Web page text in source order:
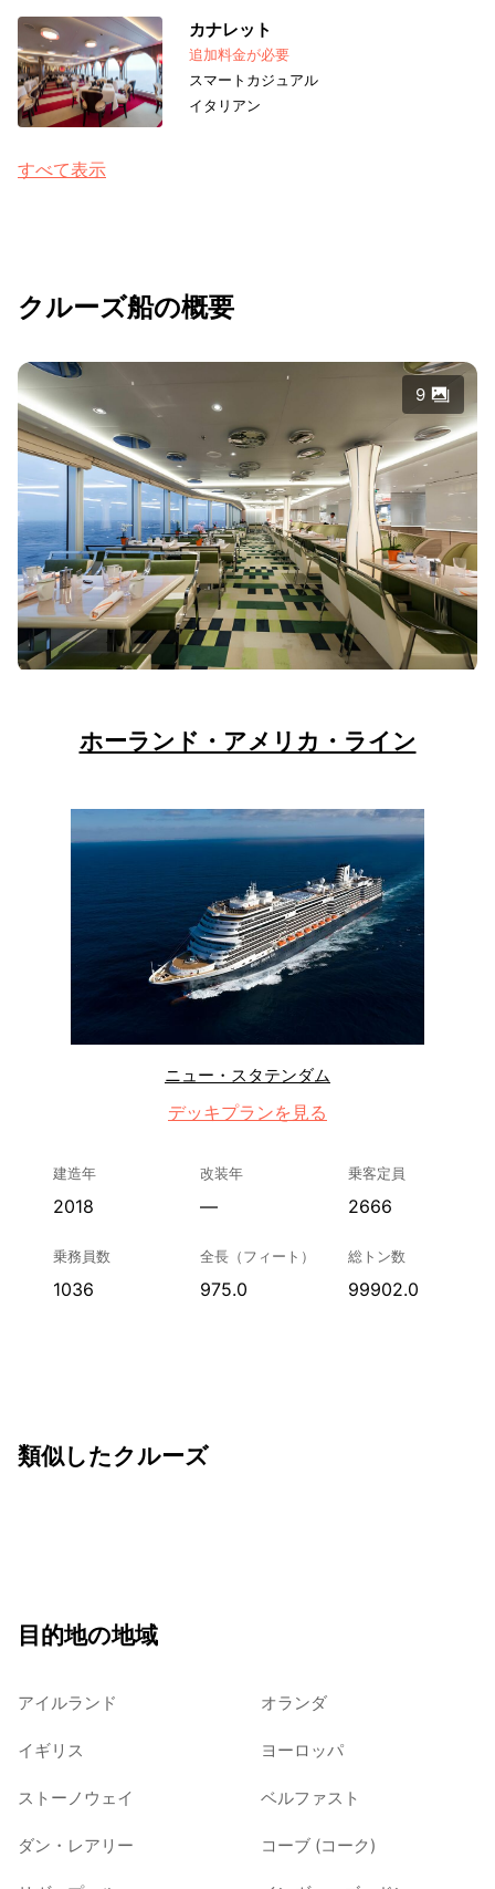
カナレット
追加料金が必要
スマートカジュアル
イタリアン
すべて表示
クルーズ船の概要
9
ホーランド・アメリカ・ライン
ニュー・スタテンダム
デッキプランを見る
建造年
2018
改装年
—
乗客定員
2666
乗務員数
1036
全長（フィート）
975.0
総トン数
99902.0
類似したクルーズ
目的地の地域
アイルランド オランダ
イギリス ヨーロッパ
ストーノウェイ ベルファスト
ダン・レアリー コーブ (コーク)